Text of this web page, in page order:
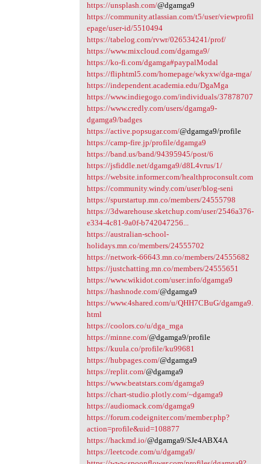
https://unsplash.com/@dgamga9
https://community.atlassian.com/t5/user/viewprofil
epage/user-id/5510494
https://tabelog.com/rvwr/026534241/prof/
https://www.mixcloud.com/dgamga9/
https://ko-fi.com/dgamga#paypalModal
https://fliphtml5.com/homepage/wkyxw/dga-mga/
https://independent.academia.edu/DgaMga
https://www.indiegogo.com/individuals/37878707
https://www.credly.com/users/dgamga9-
dgamga9/badges
https://active.popsugar.com/@dgamga9/profile
https://camp-fire.jp/profile/dgamga9
https://band.us/band/94395945/post/6
https://jsfiddle.net/dgamga9/d8L4vrus/1/
https://website.informer.com/healthproconsult.com
https://community.windy.com/user/blog-seni
https://spurstartup.mn.co/members/24555798
https://3dwarehouse.sketchup.com/user/2546a376-
e334-4c81-9a0f-b742047256...
https://australian-school-
holidays.mn.co/members/24555702
https://network-66643.mn.co/members/24555682
https://justchatting.mn.co/members/24555651
https://www.wikidot.com/user:info/dgamga9
https://hashnode.com/@dgamga9
https://www.4shared.com/u/QHH7CBuG/dgamga9.
html
https://coolors.co/u/dga_mga
https://minne.com/@dgamga9/profile
https://kuula.co/profile/ku99681
https://hubpages.com/@dgamga9
https://replit.com/@dgamga9
https://www.beatstars.com/dgamga9
https://chart-studio.plotly.com/~dgamga9
https://audiomack.com/dgamga9
https://forum.codeigniter.com/member.php?
action=profile&uid=108877
https://hackmd.io/@dgamga9/SJe4ABX4A
https://leetcode.com/u/dgamga9/